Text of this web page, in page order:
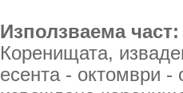
Използваема част:
Коренищата,
есента - октомври -